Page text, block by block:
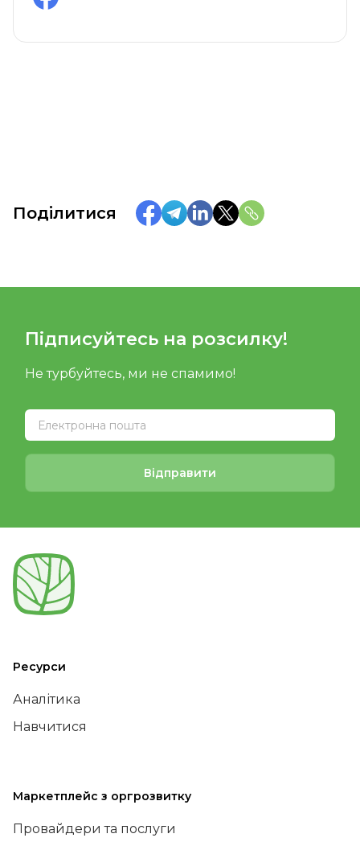
Поділитися
Підписуйтесь на розсилку!
Не турбуйтесь, ми не спамимо!
Відправити
Ресурси
Аналітика
Навчитися
Маркетплейс з оргрозвитку
Провайдери та послуги